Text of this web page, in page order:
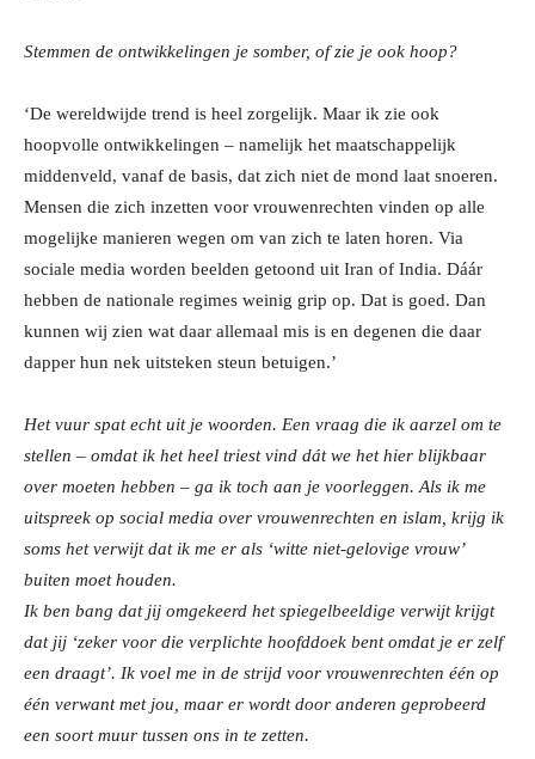
Stemmen de ontwikkelingen je somber, of zie je ook hoop?
‘De wereldwijde trend is heel zorgelijk. Maar ik zie ook
hoopvolle ontwikkelingen – namelijk het maatschappelijk
middenveld, vanaf de basis, dat zich niet de mond laat snoeren.
Mensen die zich inzetten voor vrouwenrechten vinden op alle
mogelijke manieren wegen om van zich te laten horen. Via
sociale media worden beelden getoond uit Iran of India. Dáár
hebben de nationale regimes weinig grip op. Dat is goed. Dan
kunnen wij zien wat daar allemaal mis is en degenen die daar
dapper hun nek uitsteken steun betuigen.’
Het vuur spat echt uit je woorden. Een vraag die ik aarzel om te
stellen – omdat ik het heel triest vind dát we het hier blijkbaar
over moeten hebben – ga ik toch aan je voorleggen. Als ik me
uitspreek op social media over vrouwenrechten en islam, krijg ik
soms het verwijt dat ik me er als ‘witte niet-gelovige vrouw’
buiten moet houden.
Ik ben bang dat jij omgekeerd het spiegelbeeldige verwijt krijgt
dat jij ‘zeker voor die verplichte hoofddoek bent omdat je er zelf
een draagt’. Ik voel me in de strijd voor vrouwenrechten één op
één verwant met jou, maar er wordt door anderen geprobeerd
een soort muur tussen ons in te zetten.